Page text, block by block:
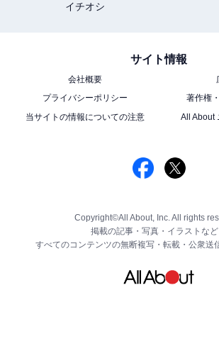
イチオシ
サイト情報
会社概要
プライバシーポリシー
著作権
当サイトの情報についての注意
All About
Copyright©All About, Inc. All rights
掲載の記事・写真・イラストなど
すべてのコンテンツの無断複写・転載・公衆送